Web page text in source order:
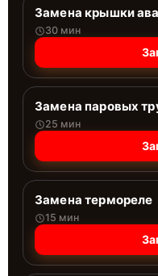
Замена крышки
30 мин
Замена паровых
25 мин
Замена термореле
15 мин